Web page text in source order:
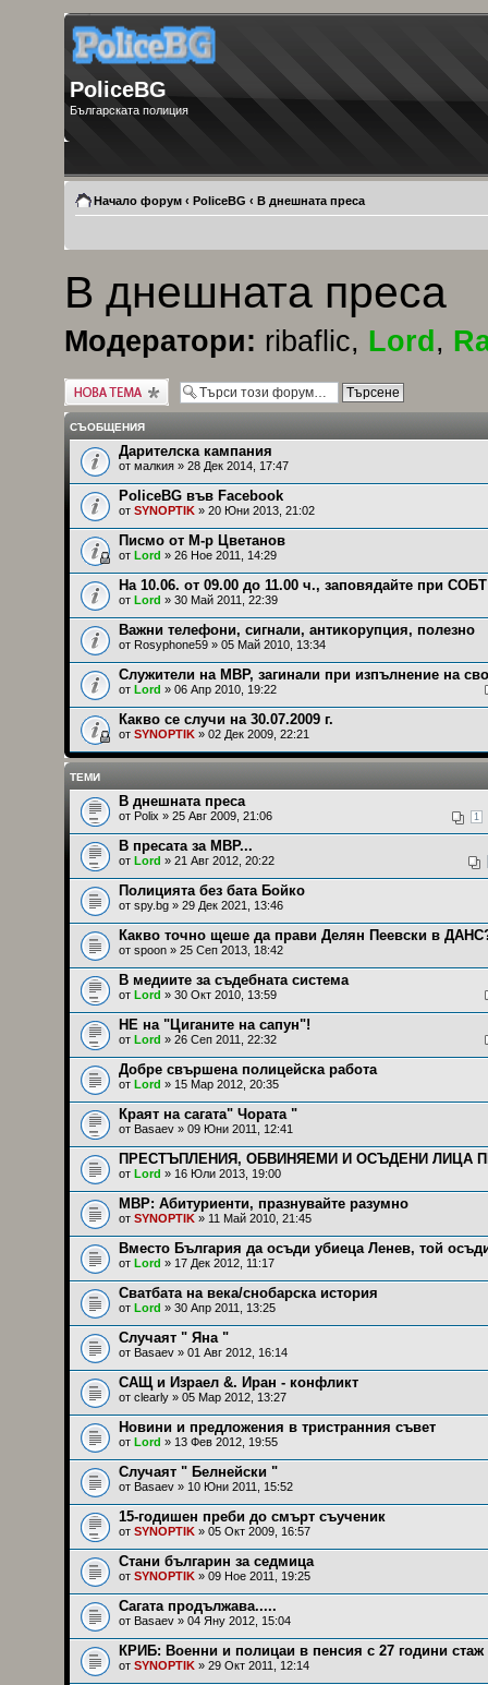
PoliceBG
Българската полиция
Начало форум ‹ PoliceBG ‹ В днешната преса
В днешната преса
Модератори: ribaflic, Lord ,
Публикувай нова
тема
СЪОБЩЕНИЯ
Дарителска кампания
от малкия » 28 Дек 2014, 17:47
PoliceBG във Facebook
от SYNOPTIK » 20 Юни 2013, 21:02
Писмо от М-р Цветанов
от Lord » 26 Ное 2011, 14:29
На 10.06. от 09.00 до 11.00 ч., заповядайте при
от Lord » 30 Май 2011, 22:39
Важни телефони, сигнали, антикорупция, полезно
от Rosyphone59 » 05 Май 2010, 13:34
Служители на МВР, загинали при изпълнение на
от Lord » 06 Апр 2010, 19:22
Какво се случи на 30.07.2009 г.
от SYNOPTIK » 02 Дек 2009, 22:21
ТЕМИ
В днешната преса
1
от Polix » 25 Авг 2009, 21:06
В пресата за МВР...
от Lord » 21 Авг 2012, 20:22
Полицията без бата Бойко
от spy.bg » 29 Дек 2021, 13:46
Какво точно щеше да прави Делян Пеевски в
от spoon » 25 Сеп 2013, 18:42
В медиите за съдебната система
от Lord » 30 Окт 2010, 13:59
НЕ на "Циганите на сапун"!
от Lord » 26 Сеп 2011, 22:32
Добре свършена полицейска работа
от Lord » 15 Мар 2012, 20:35
Краят на сагата" Чората "
от Basaev » 09 Юни 2011, 12:41
ПРЕСТЪПЛЕНИЯ, ОБВИНЯЕМИ И ОСЪДЕНИ ЛИЦА
от Lord » 16 Юли 2013, 19:00
МВР: Абитуриенти, празнувайте разумно
от SYNOPTIK » 11 Май 2010, 21:45
Вместо България да осъди убиеца Ленев, той
от Lord » 17 Дек 2012, 11:17
Сватбата на века/снобарска история
от Lord » 30 Апр 2011, 13:25
Случаят " Яна "
от Basaev » 01 Авг 2012, 16:14
САЩ и Израел &. Иран - конфликт
от clearly » 05 Мар 2012, 13:27
Новини и предложения в тристранния съвет
от Lord » 13 Фев 2012, 19:55
Случаят " Белнейски "
от Basaev » 10 Юни 2011, 15:52
15-годишен преби до смърт съученик
от SYNOPTIK » 05 Окт 2009, 16:57
Стани българин за седмица
от SYNOPTIK » 09 Ное 2011, 19:25
Сагата продължава.....
от Basaev » 04 Яну 2012, 15:04
КРИБ: Военни и полицаи в пенсия с 27 години стаж
от SYNOPTIK » 29 Окт 2011, 12:14